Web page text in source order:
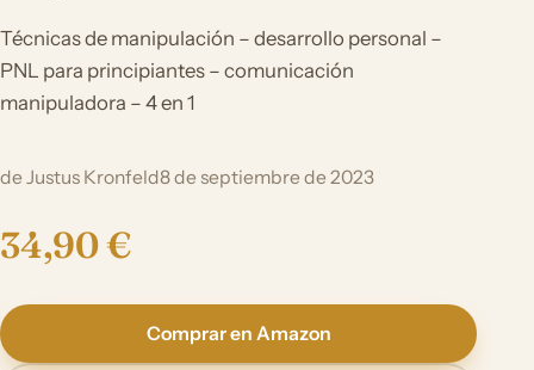
Técnicas de manipulación – desarrollo personal –
PNL para principiantes – comunicación
manipuladora – 4 en 1
de Justus Kronfeld8 de septiembre de 2023
34,90 €
Comprar en Amazon